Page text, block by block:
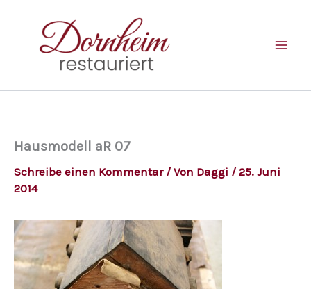
springen
Hausmodell aR 07
Schreibe einen Kommentar / Von Daggi /25. Juni
2014